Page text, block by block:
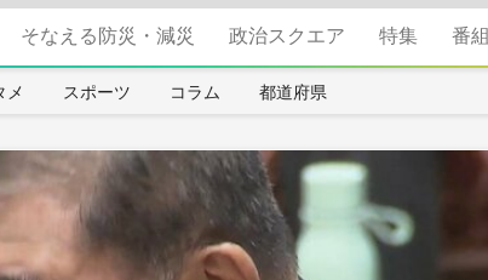
そなえる防災・減災 政治スクエア 特集 番
メ スポーツ コラム 都道府県